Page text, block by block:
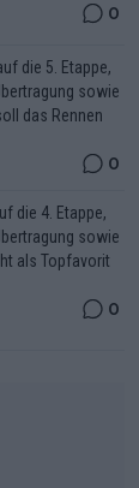
0
die 5. Etappe,
sowie
das Rennen
0
die 4. Etappe,
sowie
als Topfavorit
0